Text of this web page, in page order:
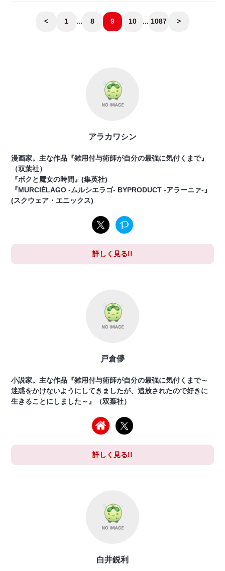
< 1 ... 8 9 10 ... 1087 >
アラカワシン
漫画家。主な作品『雑用付与術師が自分の最強に気付くまで』
（双葉社）
『ボクと魔女の時間』(集英社)
『MURCIÉLAGO -ムルシエラゴ- BYPRODUCT -アラーニァ-』
(スクウェア・エニックス)
詳しく見る!!
戸倉儚
小説家。主な作品『雑用付与術師が自分の最強に気付くまで～
迷惑をかけないようにしてきましたが、追放されたので好きに
生きることにしました～』（双葉社）
詳しく見る!!
白井鋭利